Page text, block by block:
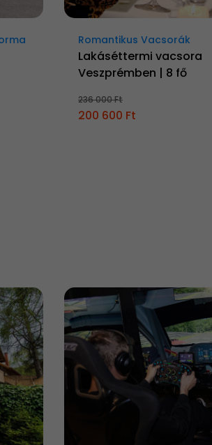
Romantikus Vacsorák
Lakáséttermi vacsora
Veszprémben | 8 fő
236 000 Ft
200 600 Ft